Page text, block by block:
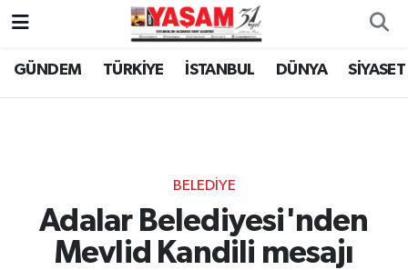
GÜNDEM TÜRKİYE İSTANBUL DÜNYA SİYASET
BELEDİYE
Adalar Belediyesi'nden
Mevlid Kandili mesajı